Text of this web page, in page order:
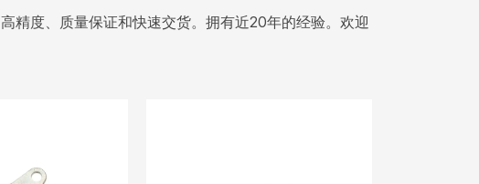
精度、质量保证和快速交货。拥有近20年的经验。欢迎